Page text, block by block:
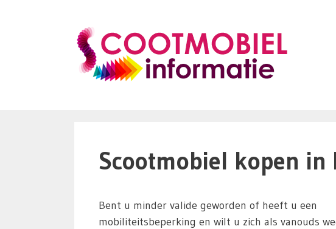
Scootmobiel kopen in
Bent u minder valide geworden of heeft u een
mobiliteitsbeperking en wilt u zich als vanouds